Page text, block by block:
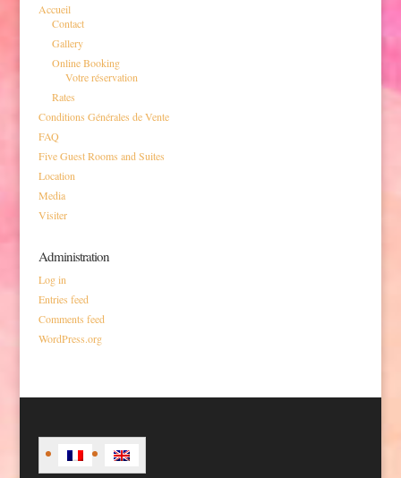
Accueil
Contact
Gallery
Online Booking
Votre réservation
Rates
Conditions Générales de Vente
FAQ
Five Guest Rooms and Suites
Location
Media
Visiter
Administration
Log in
Entries feed
Comments feed
WordPress.org